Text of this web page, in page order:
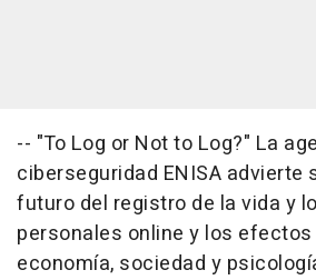
-- "To Log or Not to Log?" La
ciberseguridad ENISA advierte
futuro del registro de la vida y
personales online y los
economía, sociedad y